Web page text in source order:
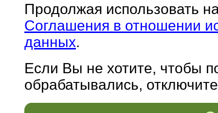
Продолжая использовать
Соглашения в отношении
данных.
Если Вы не хотите, чтобы
обрабатывались,